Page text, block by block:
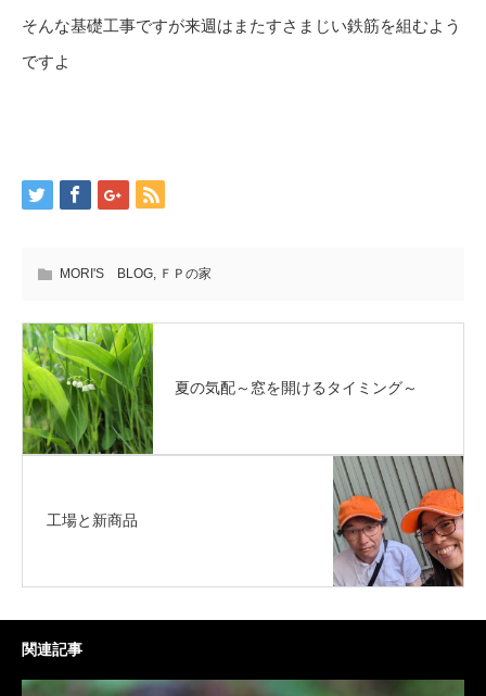
そんな基礎工事ですが来週はまたすさまじい鉄筋を組むよう
ですよ
MORI'S BLOG, ＦＰの家
夏の気配～窓を開けるタイミング～
工場と新商品
関連記事